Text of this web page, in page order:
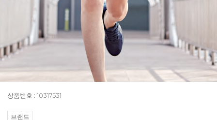
상품번호 : 10317531
브랜드